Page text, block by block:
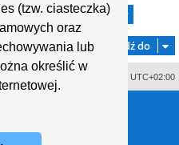
(tzw. ciasteczka)
oraz
lub
określić w
1z29
1 2 3 4 5 … 29
Przejdź do
UTC+02:00
© phpBB Limited